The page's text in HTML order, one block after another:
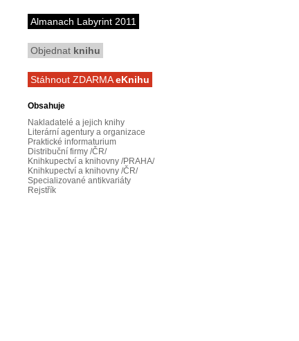
Almanach Labyrint 2011
Objednat knihu
Stáhnout ZDARMAeKnihu
Obsahuje
Nakladatelé a jejich knihy
Literární agentury a organizace
Praktické informaturium
Distribuční firmy /ČR/
Knihkupectví a knihovny /PRAHA/
Knihkupectví a knihovny /ČR/
Specializované antikvariáty
Rejstřík